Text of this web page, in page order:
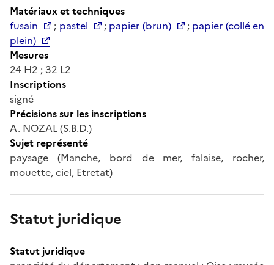
Matériaux et techniques
fusain
; pastel ; papier (brun) ; papier (collé en
plein)
Mesures
24 H2 ; 32 L2
Inscriptions
signé
Précisions sur les inscriptions
A. NOZAL (S.B.D.)
Sujet représenté
paysage (Manche, bord de mer, falaise, rocher,
mouette, ciel, Etretat)
Statut juridique
Statut juridique